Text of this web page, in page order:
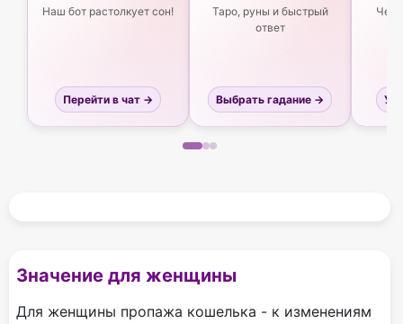
Наш бот растолкует сон!
Перейти в чат →
Таро, руны и быстрый
ответ
Выбрать гадание →
Значение для женщины
Для женщины пропажа кошелька - к изменениям